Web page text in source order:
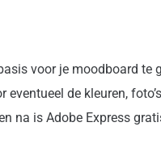
voor je moodboard te
de kleuren,
na is Adobe Express